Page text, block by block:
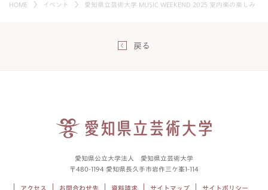
HOME イベント 愛知県立芸術大学 MUSIC WEEKEND 2025 室内楽の楽しみ
戻る
愛知県公立大学法人 愛知県立芸術大学
〒480-1194 愛知県長久手市岩作三ケ峯1-114
アクセス お問合わせ先 資料請求 サイトマップ サイトポリシー